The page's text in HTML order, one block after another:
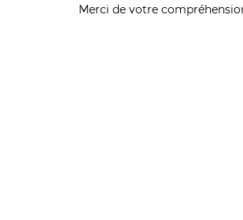
Merci de votre